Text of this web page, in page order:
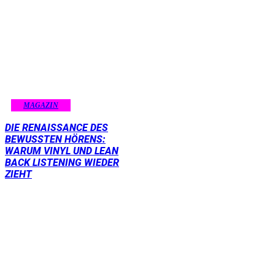
MAGAZIN
DIE RENAISSANCE DES
BEWUSSTEN HÖRENS:
WARUM VINYL UND LEAN
BACK LISTENING WIEDER
ZIEHT